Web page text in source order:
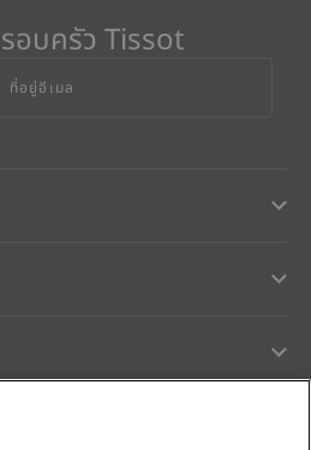
รอบครัว Tissot
ที่อยู่อีเมล